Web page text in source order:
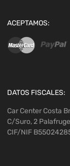
ACEPTAMOS:
DATOS FISCALES:
Car Center Costa
C/Suro, 2
CIF/NIF